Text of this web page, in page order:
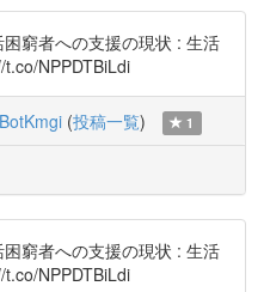
窮者への支援の現状 : 生活
NPPDTBiLdi
(投稿一覧) 1
窮者への支援の現状 : 生活
NPPDTBiLdi